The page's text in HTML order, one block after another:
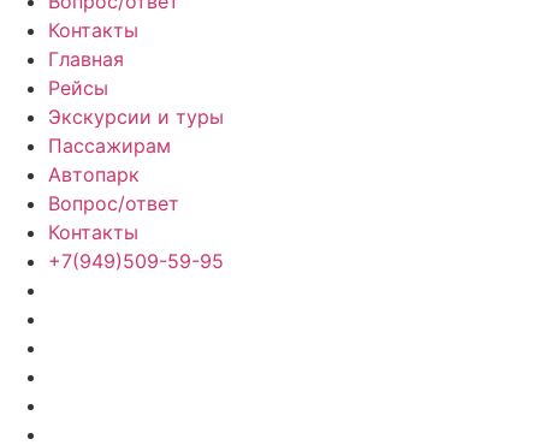
Контакты
Главная
Рейсы
Экскурсии и туры
Пассажирам
Автопарк
Вопрос/ответ
Контакты
+7(949)509-59-95